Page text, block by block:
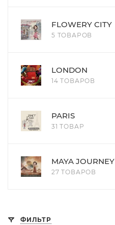
FLOWERY CITY
5 ТОВАРОВ
LONDON
14 ТОВАРОВ
PARIS
31 ТОВАР
MAYA JOURNEY
27 ТОВАРОВ
ФИЛЬТР